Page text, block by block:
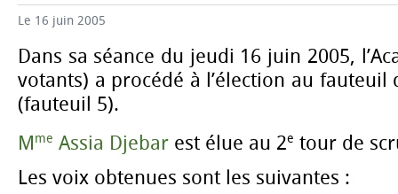
Le 16 juin 2005
Dans sa séance du jeudi 16 juin 2005,
votants) a procédé à l’élection au fauteuil
(fauteuil 5).
Mme Assia Djebar est élue au 2e tour de
Les voix obtenues sont les suivantes :